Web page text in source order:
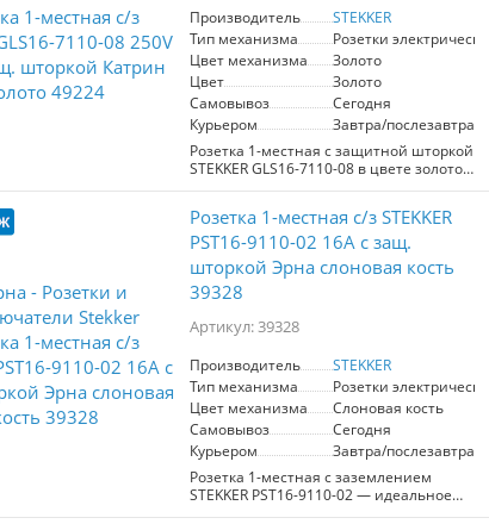
Розетка рассчитана на номинальное
напряжение 250В и ток 10А, что делает
ее подходящей для большинства
домашних приборов. Обеспеченная
защитной шторкой, она эффективно
предохраняет от случайного контакта с
живыми частями, что особенно важно
для семей с детьми. Размеры (55*55*35
мм) и степень защиты IP20 позволяют
влажности. Рабочий температурный
диапазон от 0 до +35°C гарантирует
надежную эксплуатацию в различных
условиях. Выбирайте надежность и
стиль с продукцией STEKKER!
Производитель
STEKKER
Тип механизма
Розетки электрические
Цвет механизма
Золото
Цвет
Золото
Самовывоз
Сегодня
Курьером
Завтра/послезавтра
Розетка 1-местная с защитной шторкой
STEKKER GLS16-7110-08 в цвете золото –
это идеальное решение для
вашем интерьере. С максимальным
током в 16А и напряжением 250В, она
подходит для подключения бытовой
техники и электрооборудования.
Защитная шторка предотвращает
частями, что особенно важно в домах с
золотой цвет дополнит любой
интерьер, добавляя ему роскоши.
Розетка будет полезна в гостиных,
спальнях и офисах, где важны как
функциональность, так и эстетика.
Розетка 1-местная с/з STEKKER
PST16-9110-02 16А с защ.
шторкой Эрна слоновая кость
39328
Артикул: 39328
Производитель
STEKKER
Тип механизма
Розетки электрические
Цвет механизма
Слоновая кость
Самовывоз
Сегодня
Курьером
Завтра/послезавтра
Розетка 1-местная с заземлением
STEKKER PST16-9110-02 — идеальное
решение для установки в любых